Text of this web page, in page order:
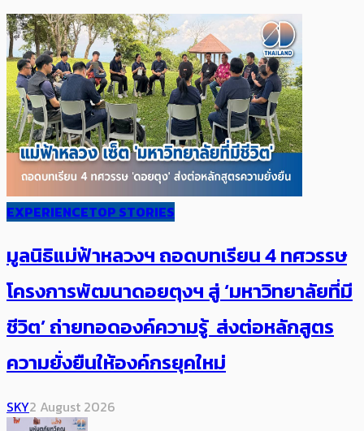
EXPERIENCETOP STORIES
มูลนิธิแม่ฟ้าหลวงฯ ถอดบทเรียน 4 ทศวรรษ
โครงการพัฒนาดอยตุงฯ สู่ ‘มหาวิทยาลัยที่มี
ชีวิต’ ถ่ายทอดองค์ความรู้ ส่งต่อหลักสูตร
ความยั่งยืนให้องค์กรยุคใหม่
SKY2 August 2026